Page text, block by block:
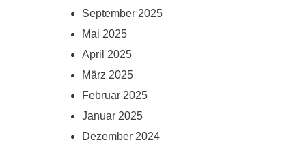
September 2025
Mai 2025
April 2025
März 2025
Februar 2025
Januar 2025
Dezember 2024